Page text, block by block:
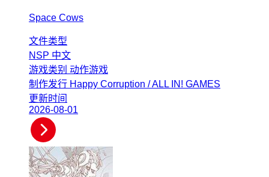
Space Cows
文件类型
NSP 中文
游戏类别 动作游戏
制作发行 Happy Corruption / ALL IN! GAMES
更新时间
2026-08-01